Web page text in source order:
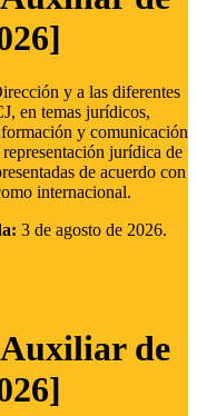
y a las diferentes
en temas jurídicos,
y comunicación
jurídica de
de acuerdo con
internacional.
3 de agosto de 2026.
de